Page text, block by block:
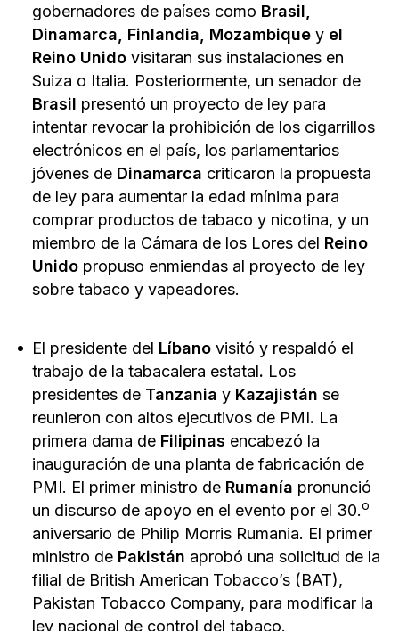
gobernadores de países como Brasil,
Dinamarca, Finlandia, Mozambique y el
Reino Unido visitaran sus instalaciones en
Suiza o Italia. Posteriormente, un senador de
Brasil presentó un proyecto de ley para
intentar revocar la prohibición de los cigarrillos
electrónicos en el país, los parlamentarios
jóvenes de Dinamarca criticaron la propuesta
de ley para aumentar la edad mínima para
comprar productos de tabaco y nicotina, y un
miembro de la Cámara de los Lores del Reino
Unido propuso enmiendas al proyecto de ley
sobre tabaco y vapeadores.
El presidente del Líbano visitó y respaldó el
trabajo de la tabacalera estatal. Los
presidentes de Tanzania y Kazajistán se
reunieron con altos ejecutivos de PMI. La
primera dama de Filipinas encabezó la
inauguración de una planta de fabricación de
PMI. El primer ministro de Rumanía pronunció
un discurso de apoyo en el evento por el 30.o
aniversario de Philip Morris Rumania. El primer
ministro de Pakistán aprobó una solicitud de la
filial de British American Tobacco’s (BAT),
Pakistan Tobacco Company, para modificar la
ley nacional de control del tabaco.